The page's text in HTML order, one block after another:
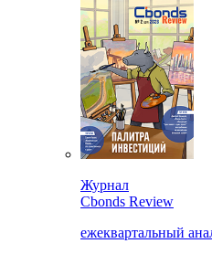
Журнал
Cbonds Review
ежеквартальный